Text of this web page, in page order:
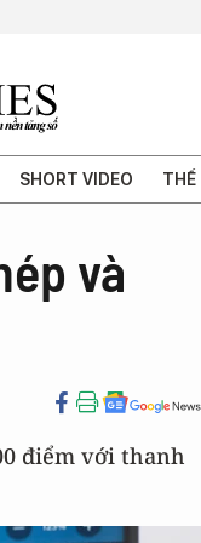
SHORT VIDEO THẾ
và
điểm với thanh